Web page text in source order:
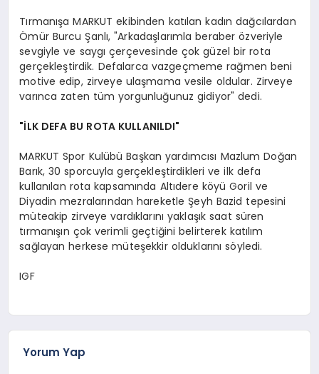
Tırmanışa MARKUT ekibinden katılan kadın dağcılardan
Ömür Burcu Şanlı, "Arkadaşlarımla beraber özveriyle
sevgiyle ve saygı çerçevesinde çok güzel bir rota
gerçekleştirdik. Defalarca vazgeçmeme rağmen beni
motive edip, zirveye ulaşmama vesile oldular. Zirveye
varınca zaten tüm yorgunluğunuz gidiyor" dedi.
"İLK DEFA BU ROTA KULLANILDI"
MARKUT Spor Kulübü Başkan yardımcısı Mazlum Doğan
Barık, 30 sporcuyla gerçekleştirdikleri ve ilk defa
kullanılan rota kapsamında Altıdere köyü Goril ve
Diyadin mezralarından hareketle Şeyh Bazid tepesini
müteakip zirveye vardıklarını yaklaşık saat süren
tırmanışın çok verimli geçtiğini belirterek katılım
sağlayan herkese müteşekkir olduklarını söyledi.
IGF
Yorum Yap